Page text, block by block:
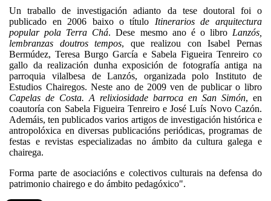
Un traballo de investigación adianto da tese doutoral foi o
publicado en 2006 baixo o título Itinerarios de arquitectura
popular pola Terra Chá. Dese mesmo ano é o libro Lanzós,
lembranzas doutros tempos, que realizou con Isabel Pernas
Bermúdez, Teresa Burgo García e Sabela Figueira Tenreiro co
gallo da realización dunha exposición de fotografía antiga na
parroquia vilalbesa de Lanzós, organizada polo Instituto de
Estudios Chairegos. Neste ano de 2009 ven de publicar o libro
Capelas de Costa. A relixiosidade barroca en San Simón, en
coautoría con Sabela Figueira Tenreiro e José Luís Novo Cazón.
Ademáis, ten publicados varios artigos de investigación histórica e
antropolóxica en diversas publicacións periódicas, programas de
festas e revistas especializadas no ámbito da cultura galega e
chairega.
Forma parte de asociacións e colectivos culturais na defensa do
patrimonio chairego e do ámbito pedagóxico".